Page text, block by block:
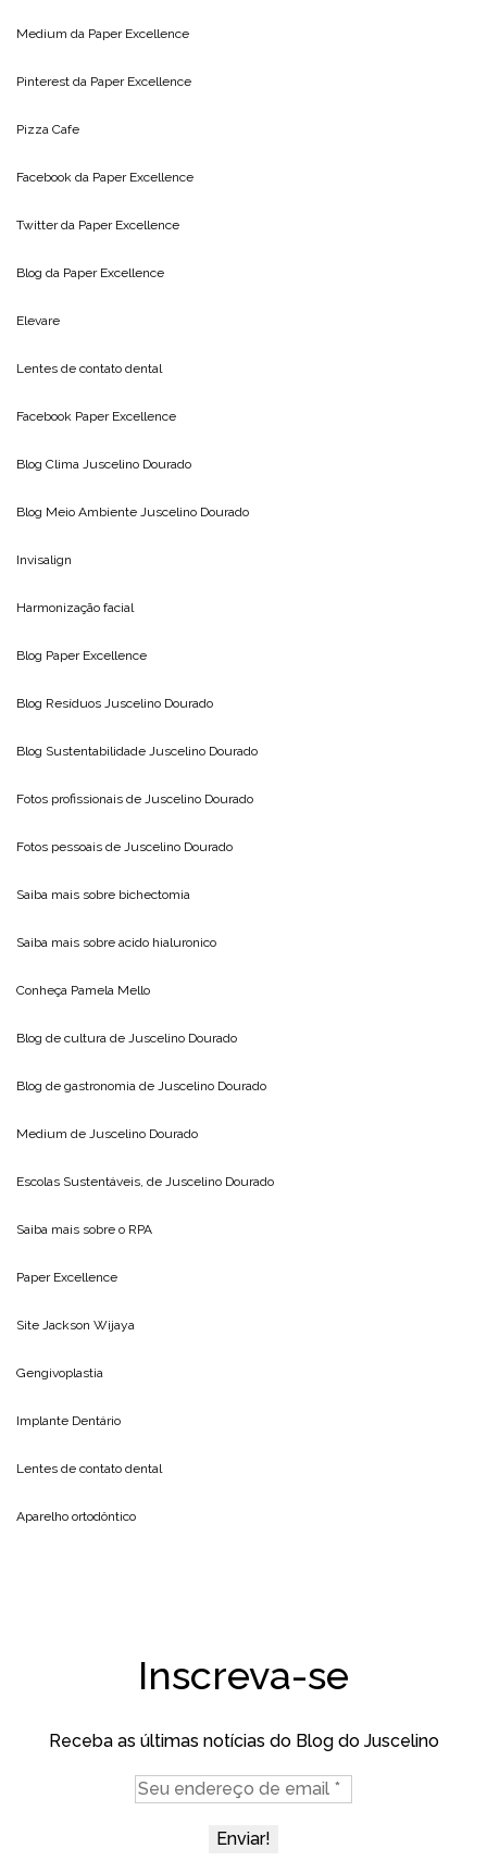
Medium da Paper Excellence
Pinterest da Paper Excellence
Pizza Cafe
Facebook da Paper Excellence
Twitter da Paper Excellence
Blog da Paper Excellence
Elevare
Lentes de contato dental
Facebook Paper Excellence
Blog Clima Juscelino Dourado
Blog Meio Ambiente Juscelino Dourado
Invisalign
Harmonização facial
Blog Paper Excellence
Blog Resíduos Juscelino Dourado
Blog Sustentabilidade Juscelino Dourado
Fotos profissionais de Juscelino Dourado
Fotos pessoais de Juscelino Dourado
Saiba mais sobre bichectomia
Saiba mais sobre acido hialuronico
Conheça Pamela Mello
Blog de cultura de Juscelino Dourado
Blog de gastronomia de Juscelino Dourado
Medium de Juscelino Dourado
Escolas Sustentáveis, de Juscelino Dourado
Saiba mais sobre o RPA
Paper Excellence
Site Jackson Wijaya
Gengivoplastia
Implante Dentário
Lentes de contato dental
Aparelho ortodôntico
Inscreva-se
Receba as últimas notícias do Blog do Juscelino